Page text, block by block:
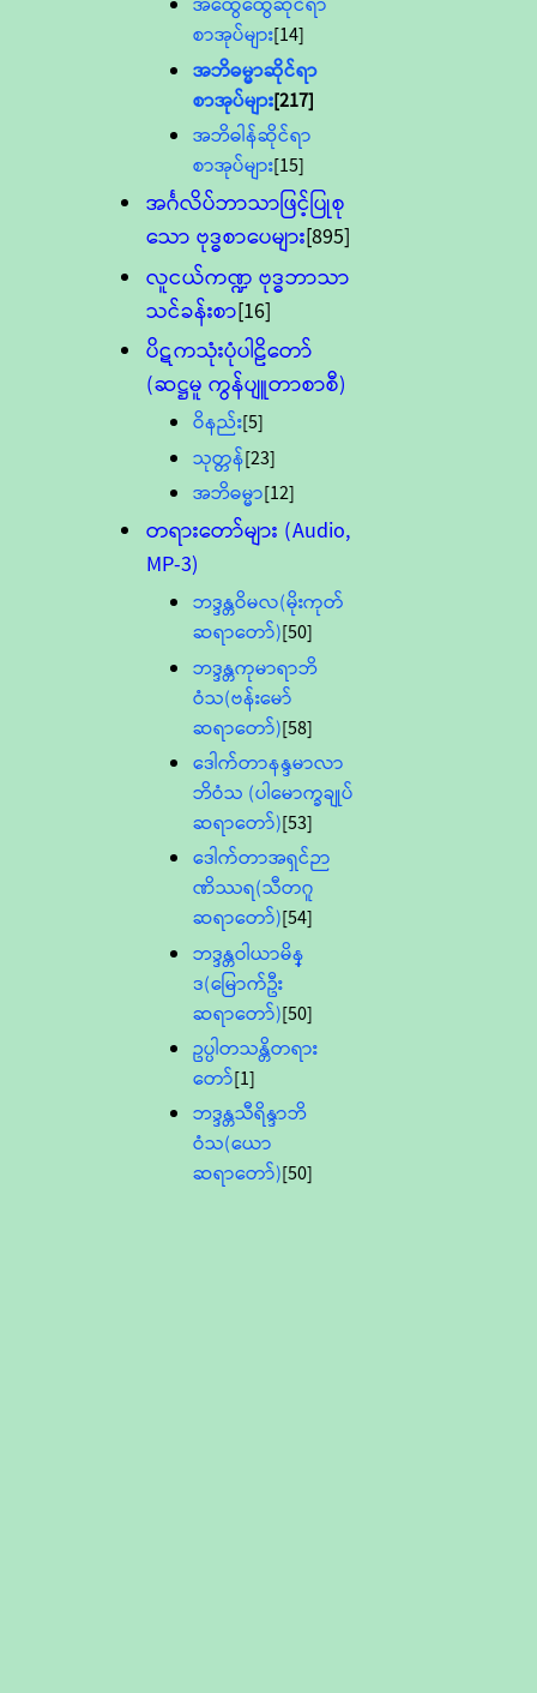
စာအုပ်များ[14]
အဘိဓမ္မာဆိုင်ရာ
စာအုပ်များ[217]
အဘိဓါန်ဆိုင်ရာ
စာအုပ်များ[15]
အင်္ဂလိပ်ဘာသာဖြင့်ပြုစု
သော ဗုဒ္ဓစာပေများ[895]
လူငယ်ကဏ္ဍ ဗုဒ္ဓဘာသာ
သင်ခန်းစာ[16]
ပိဋကသုံးပုံပါဠိတော်
(ဆဋ္ဌမူ ကွန်ပျူတာစာစီ)
ဝိနည်း[5]
သုတ္တန်[23]
အဘိဓမ္မာ[12]
တရားတော်များ (Audio,
MP-3)
ဘဒ္ဒန္တဝိမလ(မိုးကုတ်
ဆရာတော်)[50]
ဘဒ္ဒန္တကုမာရာဘိ
ဝံသ(ဗန်းမော်
ဆရာတော်)[58]
ဒေါက်တာနန္ဒမာလာ
ဘိဝံသ (ပါမောက္ခချုပ်
ဆရာတော်)[53]
ဒေါက်တာအရှင်ဉာ
ဏိဿရ(သီတဂူ
ဆရာတော်)[54]
ဘဒ္ဒန္တဝါယာမိန္
ဒ(မြောက်ဦး
ဆရာတော်)[50]
ဥပ္ပါတသန္တိတရား
တော်[1]
ဘဒ္ဒန္တသီရိန္ဒာဘိ
ဝံသ(ယော
ဆရာတော်)[50]